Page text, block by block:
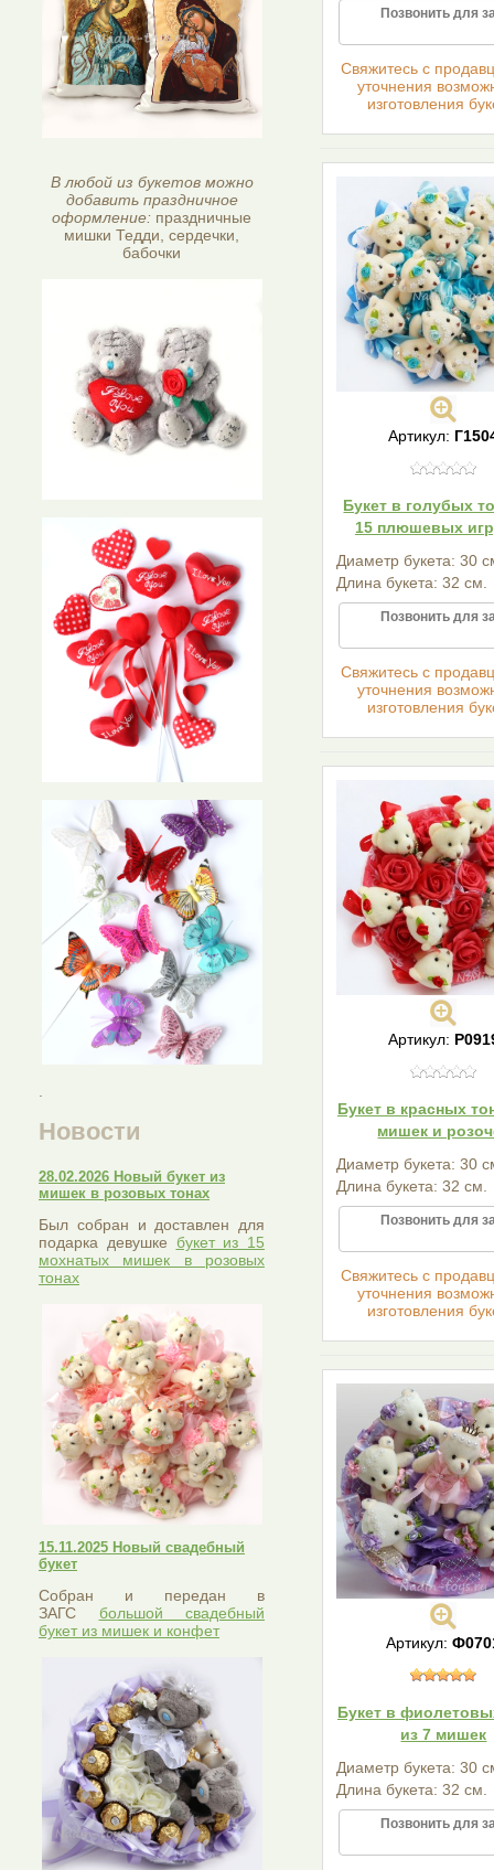
В любой из букетов можно
добавить праздничное
оформление: праздничные
мишки Тедди, сердечки,
бабочки
Новости
28.02.2026 Новый букет из
мишек в розовых тонах
Был собран и доставлен для
подарка девушке букет из 15
мохнатых мишек в розовых
тонах
15.11.2025 Новый свадебный
букет
Собран и передан в
ЗАГС большой свадебный
букет из мишек и конфет
Позвонить для
Cвяжитесь с
уточнения
изготовления
Артикул:
Букет в голубых
15 плюшевых
Диаметр букета: 30
Длина букета: 32 см.
Позвонить для
Cвяжитесь с
уточнения
изготовления
Артикул:
Букет в красных
мишек и
Диаметр букета: 30
Длина букета: 32 см.
Позвонить для
Cвяжитесь с
уточнения
изготовления
Артикул:
Букет в
из 7 мишек
Диаметр букета: 30
Длина букета: 32 см.
Позвонить для